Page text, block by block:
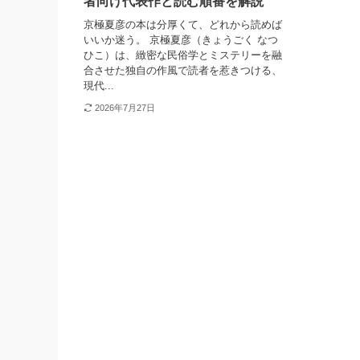
京極夏彦の本は分厚くて、どれから読めば
いいか迷う。 京極夏彦（きょうごく なつ
ひこ）は、緻密な民俗学とミステリーを融
合させた独自の作風で読者を惹きつける、
現代...
2026年7月27日